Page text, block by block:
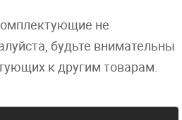
не
будьте внимательны
к другим товарам.